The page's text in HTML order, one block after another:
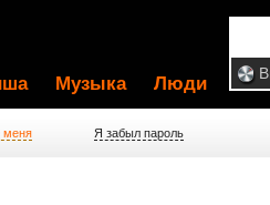
Музыка Люди
меня Я забыл пароль